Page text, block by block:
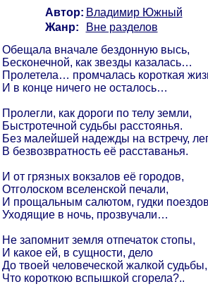
Автор: Владимир Южный
Жанр:
Вне разделов
Обещала вначале бездонную высь,
Бесконечной, как звезды казалась…
Пролетела… промчалась короткая
И в конце ничего не осталось…
Пролегли, как дороги по телу земли,
Быстротечной судьбы расстоянья.
Без малейшей надежды на встречу,
В безвозвратность её расставанья.
И от грязных вокзалов её городов,
Отголоском вселенской печали,
И прощальным салютом, гудки
Уходящие в ночь, прозвучали…
Не запомнит земля отпечаток стопы,
И какое ей, в сущности, дело
До твоей человеческой жалкой судьбы,
Что короткою вспышкой сгорела?..